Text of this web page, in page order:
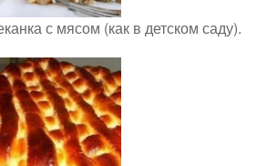
с мясом (как в детском саду).